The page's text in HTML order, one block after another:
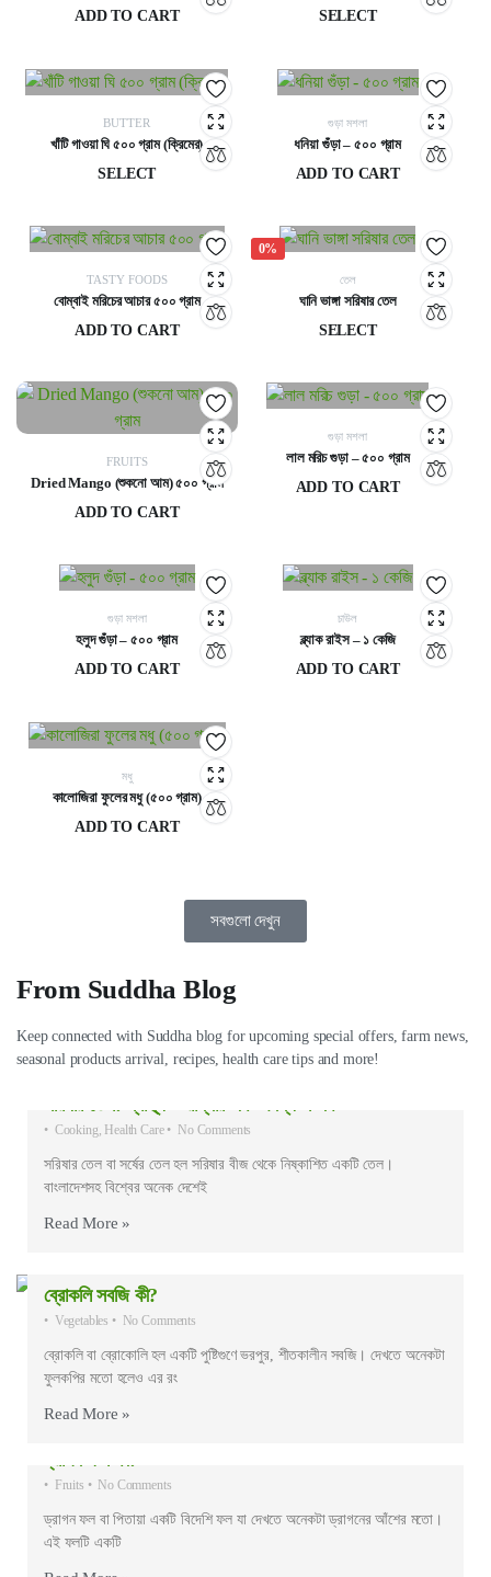
ADD TO CART
SELECT
BUTTER
খাঁটি গাওয়া ঘি ৫০০ গ্রাম (ক্রিমের)
SELECT
গুড়া মশলা
ধনিয়া গুঁড়া – ৫০০ গ্রাম
ADD TO CART
TASTY FOODS
বোম্বাই মরিচের আচার ৫০০ গ্রাম
ADD TO CART
0%
তেল
ঘানি ভাঙ্গা সরিষার তেল
SELECT
FRUITS
Dried Mango (শুকনো আম) ৫০০ গ্রাম
ADD TO CART
গুড়া মশলা
লাল মরিচ গুড়া – ৫০০ গ্রাম
ADD TO CART
গুড়া মশলা
হলুদ গুঁড়া – ৫০০ গ্রাম
ADD TO CART
চাউল
ব্ল্যাক রাইস – ১ কেজি
ADD TO CART
মধু
কালোজিরা ফুলের মধু (৫০০ গ্রাম)
ADD TO CART
সবগুলো দেখুন
From Suddha Blog
Keep connected with Suddha blog for upcoming special offers, farm news,
seasonal products arrival, recipes, health care tips and more!
• Cooking Health Care • No Comments
সরিষার তেল বা সর্ষের তেল হল সরিষার বীজ থেকে নিষ্কাশিত একটি তেল।
বাংলাদেশসহ বিশ্বের অনেক দেশেই
Read More »
ব্রোকলি সবজি কী?
• Vegetables • No Comments
ব্রোকলি বা ব্রোকোলি হল একটি পুষ্টিগুণে ভরপুর, শীতকালীন সবজি। দেখতে অনেকটা
ফুলকপির মতো হলেও এর রং
Read More »
• Fruits • No Comments
ড্রাগন ফল বা পিতায়া একটি বিদেশি ফল যা দেখতে অনেকটা ড্রাগনের আঁশের মতো।
এই ফলটি একটি